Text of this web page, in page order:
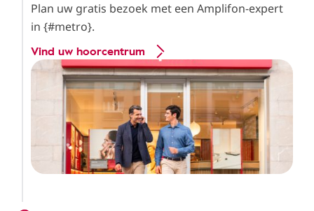
Plan uw gratis bezoek met een Amplifon-expert
in {#metro}.
Vind uw hoorcentrum